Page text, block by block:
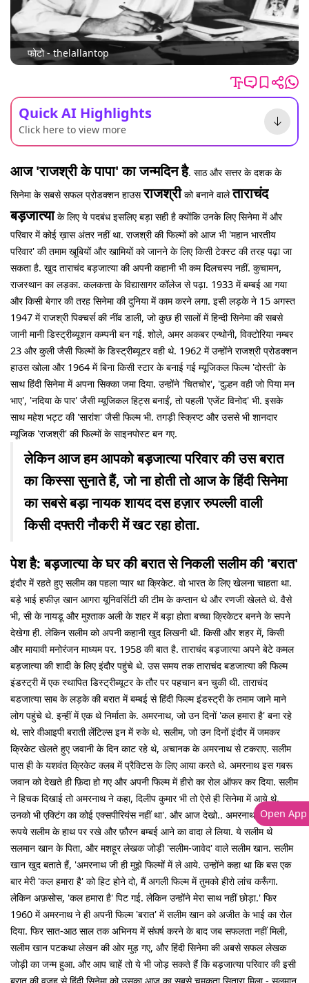
फोटो - thelallantop
Quick AI Highlights
Click here to view more
आज 'राजश्री के पापा' का जन्मदिन है. साठ और सत्तर के दशक के
सिनेमा के सबसे सफल प्रोडक्शन हाउसराजश्रीको बनाने वालेताराचंद
बड़जात्याके लिए ये पदबंध इसलिए बड़ा सही है क्योंकि उनके लिए सिनेमा में और
परिवार में कोई ख़ास अंतर नहीं था. राजश्री की फिल्मों को आज भी 'महान भारतीय
परिवार' की तमाम खूबियों और खामियों को जानने के लिए किसी टेक्स्ट की तरह पढ़ा जा
सकता है. खुद ताराचंद बड़जात्या की अपनी कहानी भी कम दिलचस्प नहीं. कुचामन,
राजस्थान का लड़का. कलकत्ता के विद्यासागर कॉलेज से पढ़ा. 1933 में बम्बई आ गया
और किसी बेगार की तरह सिनेमा की दुनिया में काम करने लगा. इसी लड़के ने 15 अगस्त
1947 में राजश्री पिक्चर्स की नींव डाली, जो कुछ ही सालों में हिन्दी सिनेमा की सबसे
जानी मानी डिस्ट्रीब्यूशन कम्पनी बन गई. शोले, अमर अकबर एन्थोनी, विक्टोरिया नम्बर
23 और कुली जैसी फिल्मों के डिस्ट्रीब्यूटर वही थे. 1962 में उन्होंने राजश्री प्रोडक्शन
हाउस खोला और 1964 में बिना किसी स्टार के बनाई गई म्यूजिकल फिल्म 'दोस्ती' के
साथ हिंदी सिनेमा में अपना सिक्का जमा दिया. उन्होंने 'चितचोर', 'दुल्हन वही जो पिया मन
भाए', 'नदिया के पार' जैसी म्यूजिकल हिट्स बनाईं, तो पहली 'एजेंट विनोद' भी. इसके
साथ महेश भट्ट की 'सारांश' जैसी फिल्म भी. तगड़ी स्क्रिप्ट और उससे भी शानदार
म्यूजिक 'राजश्री' की फिल्मों के साइनपोस्ट बन गए.
लेकिन आज हम आपको बड़जात्या परिवार की उस बरात
का किस्सा सुनाते हैं, जो ना होती तो आज के हिंदी सिनेमा
का सबसे बड़ा नायक शायद दस हज़ार रुपल्ली वाली
किसी दफ्तरी नौकरी में खट रहा होता.
पेश है: बड़जात्या के घर की बरात से निकली सलीम की 'बरात'
इंदौर में रहते हुए सलीम का पहला प्यार था क्रिकेट. वो भारत के लिए खेलना चाहता था.
बड़े भाई हफीज़ खान आगरा यूनिवर्सिटी की टीम के कप्तान थे और रणजी खेलते थे. वैसे
भी, सी के नायडू और मुश्ताक अली के शहर में बड़ा होता बच्चा क्रिकेटर बनने के सपने
देखेगा ही. लेकिन सलीम को अपनी कहानी खुद लिखनी थी. किसी और शहर में, किसी
और मायावी मनोरंजन माध्यम पर. 1958 की बात है. ताराचंद बड़जात्या अपने बेटे कमल
बड़जात्या की शादी के लिए इंदौर पहुंचे थे. उस समय तक ताराचंद बडजात्या की फिल्म
इंडस्ट्री में एक स्थापित डिस्ट्रीब्यूटर के तौर पर पहचान बन चुकी थी. ताराचंद
बडजात्या साब के लड़के की बरात में बम्बई से हिंदी फिल्म इंडस्ट्री के तमाम जाने माने
लोग पहुंचे थे. इन्हीं में एक थे निर्माता के. अमरनाथ, जो उन दिनों 'कल हमारा है' बना रहे
थे. सारे वीआइपी बराती लेंटिल्स इन में रुके थे. सलीम, जो उन दिनों इंदौर में जमकर
क्रिकेट खेलते हुए जवानी के दिन काट रहे थे, अचानक के अमरनाथ से टकराए. सलीम
पास ही के यशवंत क्रिकेट क्लब में प्रैक्टिस के लिए आया करते थे. अमरनाथ इस गबरू
जवान को देखते ही फ़िदा हो गए और अपनी फिल्म में हीरो का रोल ऑफर कर दिया. सलीम
ने हिचक दिखाई तो अमरनाथ ने कहा, दिलीप कुमार भी तो ऐसे ही सिनेमा में आये थे.
उनको भी एक्टिंग का कोई एक्सपीरियंस नहीं था'. और आज देखो.. अमरनाथ ने 1000
रूपये सलीम के हाथ पर रखे और फ़ौरन बम्बई आने का वादा ले लिया. ये सलीम थे
सलमान खान के पिता, और मशहूर लेखक जोड़ी 'सलीम-जावेद' वाले सलीम खान. सलीम
खान खुद बताते हैं, 'अमरनाथ जी ही मुझे फिल्मों में ले आये. उन्होंने कहा था कि बस एक
बार मेरी 'कल हमारा है' को हिट होने दो, मैं अगली फिल्म में तुमको हीरो लांच करूँगा.
लेकिन अफ़सोस, 'कल हमारा है' पिट गई. लेकिन उन्होंने मेरा साथ नहीं छोड़ा.' फिर
1960 में अमरनाथ ने ही अपनी फिल्म 'बरात' में सलीम खान को अजीत के भाई का रोल
दिया. फिर सात-आठ साल तक अभिनय में संघर्ष करने के बाद जब सफलता नहीं मिली,
सलीम खान पटकथा लेखन की ओर मुड़ गए, और हिंदी सिनेमा की अबसे सफल लेखक
जोड़ी का जन्म हुआ. और आप चाहें तो ये भी जोड़ सकते हैं कि बड़जात्या परिवार की इसी
बरात की वजह से हिंदी सिनेमा को उसका आज का सबसे चमकता सितारा मिला - सलमान
Open App